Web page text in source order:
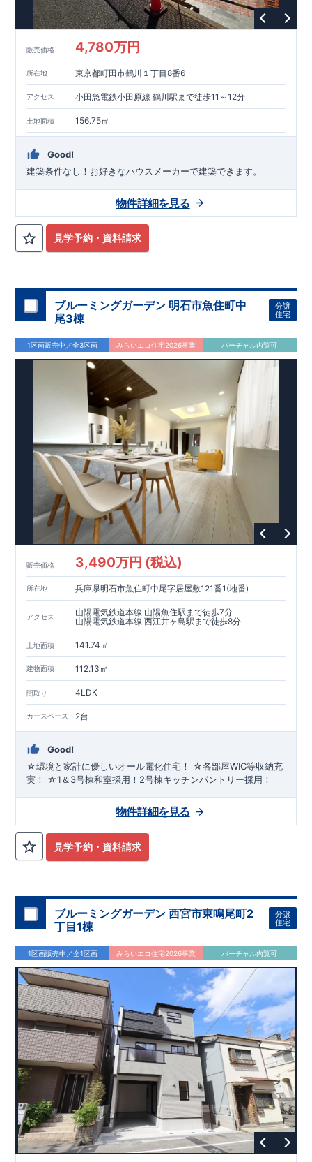
という基準から、さらに1.5倍の耐震力を達成しています。
風等級2 災害時の損傷の受けにくさを評価されています。建築
1.2倍の暴風に対しても損傷を生じないことで耐風最高等級
取得しています。 ■自社一貫体制もっと詳しく 東栄住宅は土
地の仕入れ、設計、施工、販売、メンテナンスまで、すべての
プロセスに携わっています。 ■ アフターサポート
快適に暮らすことができる住宅の品質を長期にわたり
維持するには、定期的な点検を実施することが重要です。
60年間の保証制度がございます。もちろん、定期点検以外でも
販売価格 4,780万円
所在地 東京都町田市鶴川１丁目8番6
アクセス 小田急電鉄小田原線 鶴川駅まで徒歩11～12分
土地面積 156.75㎡
Good!
建築条件なし！​お好きなハウスメーカーで建築できます。
見学予約・資料請求
物件詳細を見る
ブルーミングガーデン 明石市魚住町中
尾3棟
分譲
住宅
1区画販売中／全3区画 みらいエコ住宅2026事業 バーチャル内覧可
販売価格 3,490万円 (税込)
所在地 兵庫県明石市魚住町中尾字居屋敷121番1(地番)
アクセス
山陽電気鉄道本線 山陽魚住駅まで徒歩7分
山陽電気鉄道本線 西江井ヶ島駅まで徒歩8分
土地面積 141.74㎡
建物面積 112.13㎡
間取り 4LDK
カースペース 2台
Good!
☆環境と家計に優しいオール電化住宅！ ☆各部屋WIC等収納充
実！ ☆1＆3号棟和室採用！2号棟キッチンパントリー採用！
見学予約・資料請求
物件詳細を見る
ブルーミングガーデン 西宮市東鳴尾町2
丁目1棟
分譲
住宅
1区画販売中／全1区画 みらいエコ住宅2026事業 バーチャル内覧可